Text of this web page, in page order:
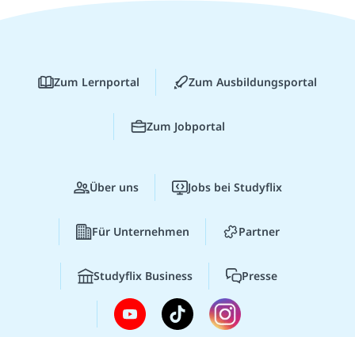
Zum Lernportal Zum Ausbildungsportal
Zum Jobportal
Über uns Jobs bei Studyflix
Für Unternehmen Partner
Studyflix Business Presse